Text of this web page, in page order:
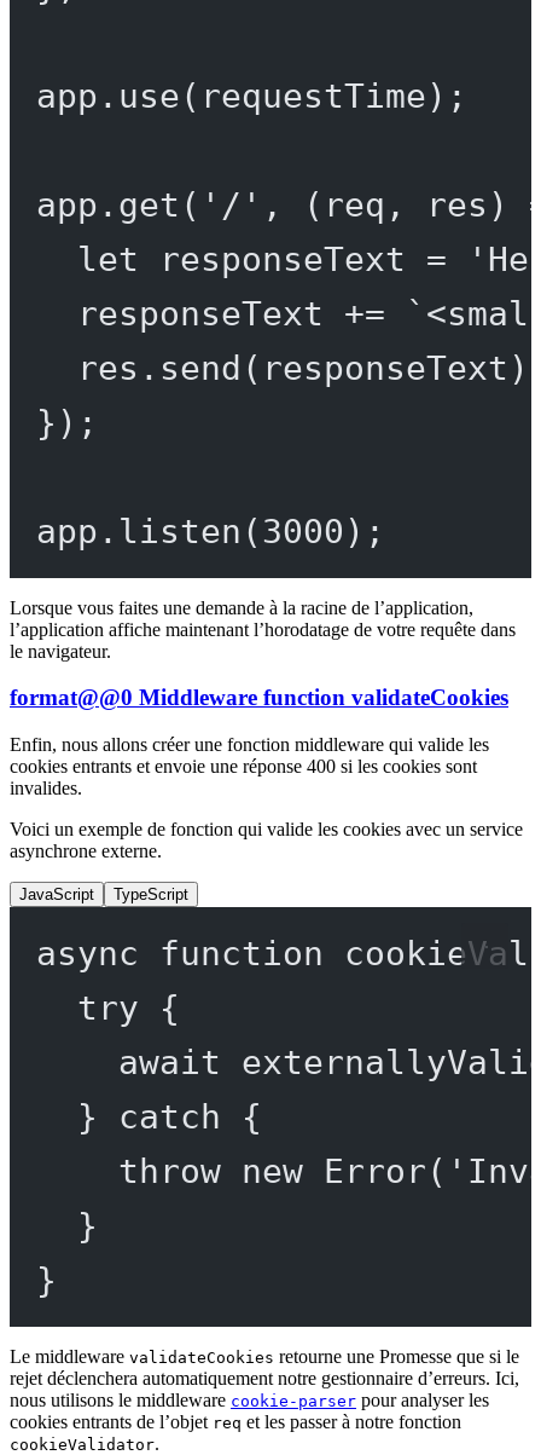
app. use(requestTime);
app. get ( '/' , ( req , res )
let responseText =
responseText +=
res. send
});
app. listen (3000 );
Lorsque vous faites une demande à la racine de l’application,
l’application affiche maintenant l’horodatage de votre requête dans
le navigateur.
format@@0 Middleware function validateCookies
Enfin, nous allons créer une fonction middleware qui valide les
cookies entrants et envoie une réponse 400 si les cookies sont
invalides.
Voici un exemple de fonction qui valide les cookies avec un service
asynchrone externe.
JavaScript TypeScript
async function
try {
await
} catch {
throw
new Error(
}
}
Le middleware validateCookies retourne une Promesse que si le
rejet déclenchera automatiquement notre gestionnaire d’erreurs. Ici,
nous utilisons le middleware cookie-parser pour analyser les
cookies entrants de l’objet req et les passer à notre fonction
cookieValidator.